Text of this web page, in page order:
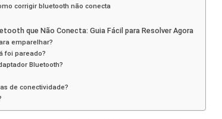
corrigir bluetooth não conecta
que Não Conecta: Guia Fácil para Resolver Agora
emparelhar?
foi pareado?
Bluetooth?
de conectividade?